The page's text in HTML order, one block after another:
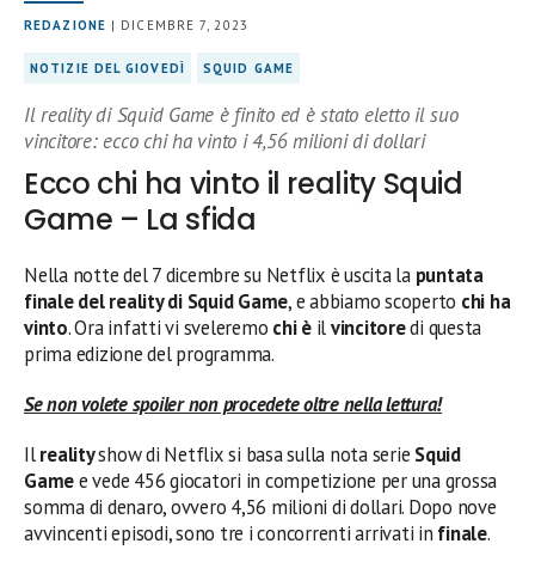
REDAZIONE | DICEMBRE 7, 2023
NOTIZIE DEL GIOVEDÌ SQUID GAME
Il reality di Squid Game è finito ed è stato eletto il suo
vincitore: ecco chi ha vinto i 4,56 milioni di dollari
Ecco chi ha vinto il reality Squid
Game – La sfida
Nella notte del 7 dicembre su Netflix è uscita la puntata
finale del reality di Squid Game, e abbiamo scoperto chi ha
vinto. Ora infatti vi sveleremo chi è ilvincitoredi questa
prima edizione del programma.
Se non volete spoiler non procedete oltre nella lettura!
Ilrealityshow di Netflix si basa sulla nota serie Squid
Gamee vede 456 giocatori in competizione per una grossa
somma di denaro, ovvero 4,56 milioni di dollari. Dopo nove
avvincenti episodi, sono tre i concorrenti arrivati in finale.